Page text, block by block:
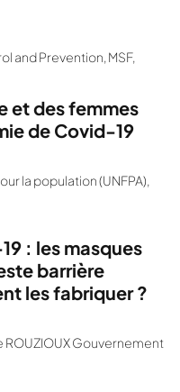
and Prevention, MSF,
et des femmes
de Covid-19
la population (UNFPA),
: les masques
barrière
les fabriquer ?
ROUZIOUX Gouvernement